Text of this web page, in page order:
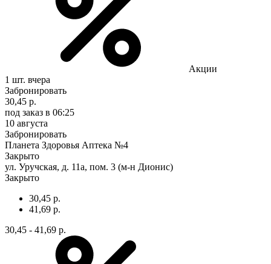
Акции
1 шт. вчера
Забронировать
30,45 р.
под заказ в 06:25
10 августа
Забронировать
Планета Здоровья Аптека №4
Закрыто
ул. Уручская, д. 11а, пом. 3 (м-н Дионис)
Закрыто
30,45 р.
41,69 р.
30,45 - 41,69 р.